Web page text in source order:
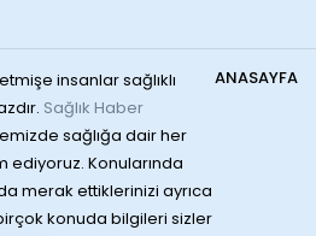
insanlar sağlıklı
Sağlık Haber
sağlığa dair her
ediyoruz. Konularında
merak ettiklerinizi ayrıca
konuda bilgileri sizler
ANASAYFA